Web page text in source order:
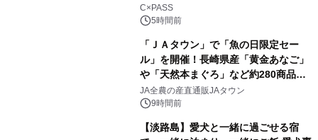
C×PASS
5時間前
「ＪＡタウン」で「魚の日限定セー
ル」を開催！長崎県産「黄金あなご」
や「天然本まぐろ」など約280商品を
販売！～毎月１０日の定例企画～
JA全農の産直通販JAタウン
9時間前
【淡路島】愛犬と一緒に過ごせる宿